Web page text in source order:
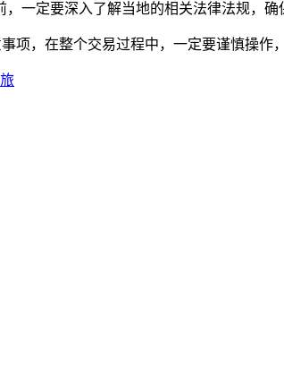
一定要深入了解当地的相关法律法规，
，在整个交易过程中，一定要谨慎操作